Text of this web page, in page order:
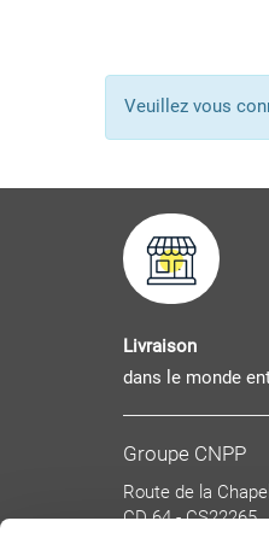
Veuillez vous
Livraison
dans le monde
Groupe CNPP
Route de la
CD 64 - CS22265